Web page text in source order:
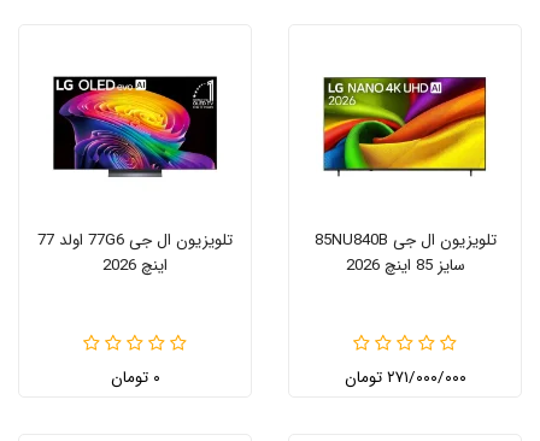
تلویزیون ال جی 85NU840B
سایز 85 اینچ 2026
۲۷۱/۰۰۰/۰۰۰ تومان
تلویزیون ال جی 77G6 اولد 77
اینچ 2026
۰ تومان